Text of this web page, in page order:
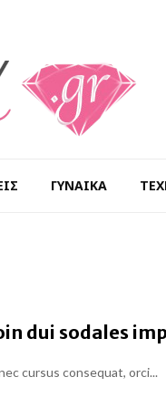
ΓΥΝΑΊΚΑ
dui sodales
pretium tincidunt.
cursus consequat, orci...